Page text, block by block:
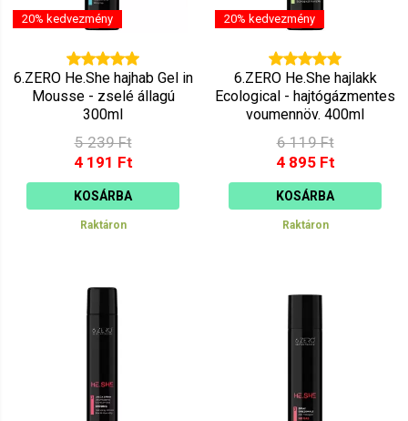
20% kedvezmény
6.ZERO He.She hajhab Gel in
Mousse - zselé állagú
300ml
5 239 Ft
4 191 Ft
KOSÁRBA
Raktáron
20% kedvezmény
6.ZERO He.She hajlakk
Ecological - hajtógázmentes
voumennöv. 400ml
6 119 Ft
4 895 Ft
KOSÁRBA
Raktáron